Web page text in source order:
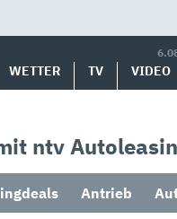
WETTER TV VIDEO
ntv
Antrieb